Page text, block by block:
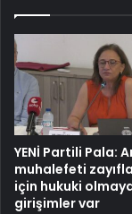
YENİ Partili Pala:
muhalefeti
için hukuki
girişimler var